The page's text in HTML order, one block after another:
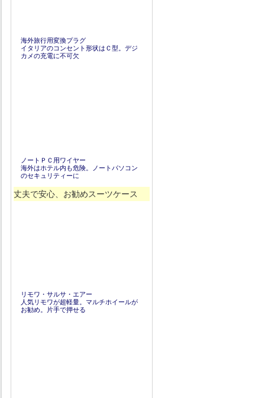
海外旅行用変換プラグ
イタリアのコンセント形状はＣ型。デジ
カメの充電に不可欠
ノートＰＣ用ワイヤー
海外はホテル内も危険。ノートパソコン
のセキュリティーに
丈夫で安心、お勧めスーツケース
リモワ・サルサ・エアー
人気リモワが超軽量。マルチホイールが
お勧め。片手で押せる